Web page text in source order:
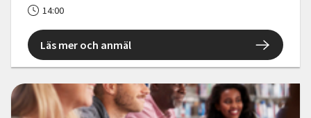
14:00
Läs mer och anmäl